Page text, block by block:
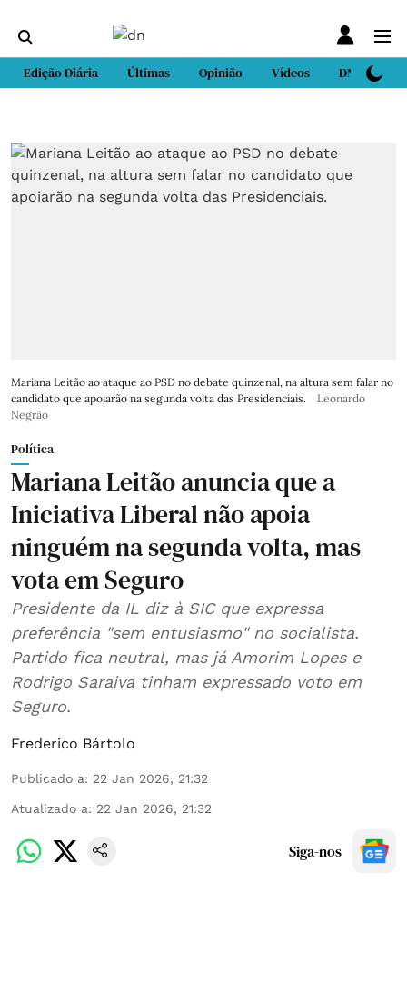
Edição Diária Últimas Opinião Vídeos DN Sport
Mariana Leitão ao ataque ao PSD no debate quinzenal, na altura sem falar no
candidato que apoiarão na segunda volta das Presidenciais.
Leonardo
Negrão
Política
Mariana Leitão anuncia que a
Iniciativa Liberal não apoia
ninguém na segunda volta, mas
vota em Seguro
Presidente da IL diz à SIC que expressa
preferência "sem entusiasmo" no socialista.
Partido fica neutral, mas já Amorim Lopes e
Rodrigo Saraiva tinham expressado voto em
Seguro.
Frederico Bártolo
Publicado a: 22 Jan 2026, 21:32
Atualizado a: 22 Jan 2026, 21:32
Siga-nos